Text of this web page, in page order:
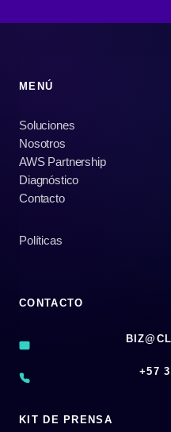
MENÚ
Soluciones
Nosotros
AWS Partnership
Diagnóstico
Contacto
Políticas
CONTACTO
‪+57
KIT DE PRENSA